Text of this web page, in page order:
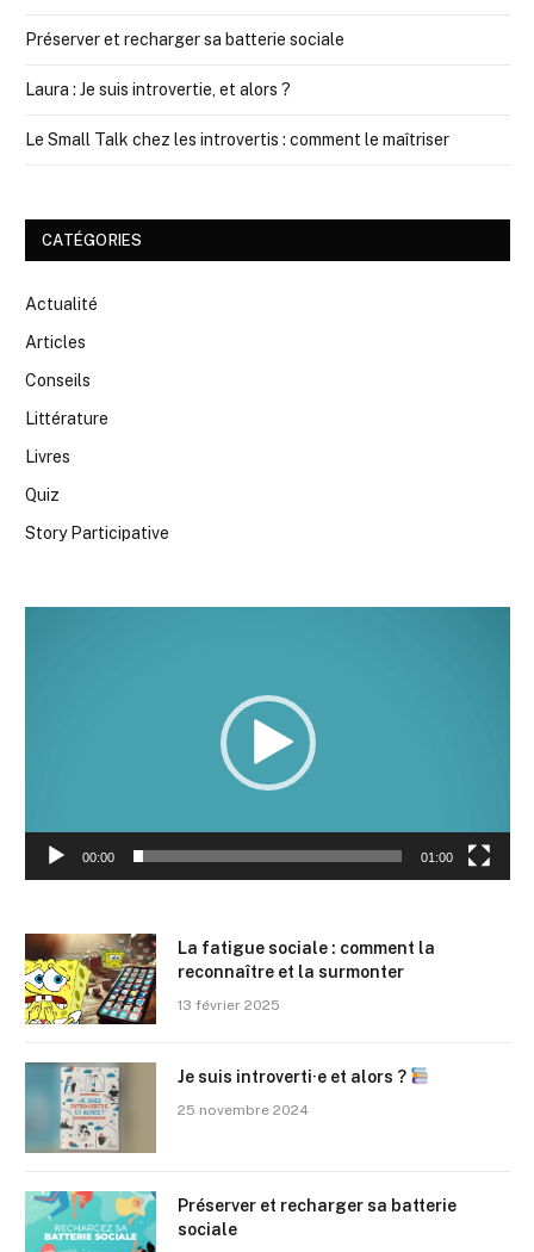
Préserver et recharger sa batterie sociale
Laura : Je suis introvertie, et alors ?
Le Small Talk chez les introvertis : comment le maîtriser
CATÉGORIES
Actualité
Articles
Conseils
Littérature
Livres
Quiz
Story Participative
00:00 01:00
La fatigue sociale : comment la
reconnaître et la surmonter
13 février 2025
Je suis introverti·e et alors ?
25 novembre 2024
Préserver et recharger sa batterie
sociale